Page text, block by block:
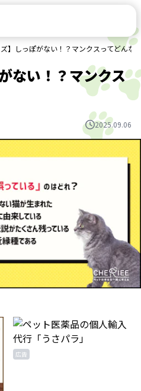
ズ】しっぽがない！？マンクスってどんな
ない！？マンクス
2025.09.06
広告